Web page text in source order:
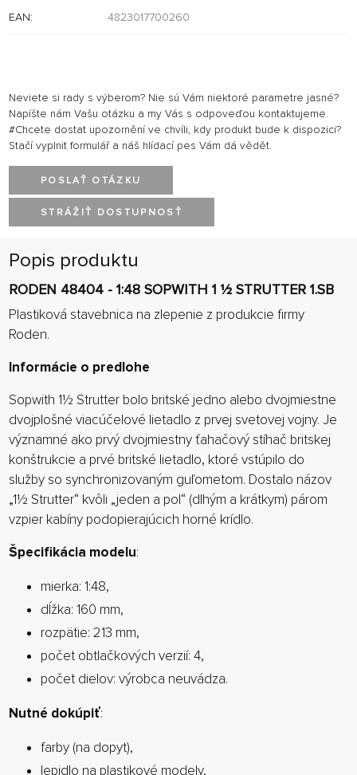
EAN: 4823017700260
Neviete si rady s výberom? Nie sú Vám niektoré parametre jasné?
Napíšte nám Vašu otázku a my Vás s odpoveďou kontaktujeme.
#Chcete dostat upozornění ve chvíli, kdy produkt bude k dispozici?
Stačí vyplnit formulář a náš hlídací pes Vám dá vědět.
POSLAŤ OTÁZKU
STRÁŽIŤ DOSTUPNOSŤ
Popis produktu
RODEN 48404 - 1:48 SOPWITH 1 1⁄2 STRUTTER 1.SB
Plastiková stavebnica na zlepenie z produkcie firmy
Roden.
Informácie o predlohe
Sopwith 1½ Strutter bolo britské jedno alebo dvojmiestne
dvojplošné viacúčelové lietadlo z prvej svetovej vojny. Je
významné ako prvý dvojmiestny ťahačový stíhač britskej
konštrukcie a prvé britské lietadlo, ktoré vstúpilo do
služby so synchronizovaným guľometom. Dostalo názov
„1½ Strutter“ kvôli „jeden a pol“ (dlhým a krátkym) párom
vzpier kabíny podopierajúcich horné krídlo.
Špecifikácia modelu:
mierka: 1:48,
dĺžka: 160 mm,
rozpätie: 213 mm,
počet obtlačkových verzií: 4,
počet dielov: výrobca neuvádza.
Nutné dokúpiť:
farby (na dopyt),
lepidlo na plastikové modely,